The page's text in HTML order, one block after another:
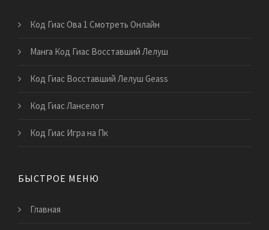
Код Гиас Ова 1 Смотреть Онлайн
Манга Код Гиас Восставший Лелуш
Код Гиас Восставший Лелуш Geass
Код Гиас Ланселот
Код Гиас Игра на Пк
БЫСТРОЕ МЕНЮ
Главная